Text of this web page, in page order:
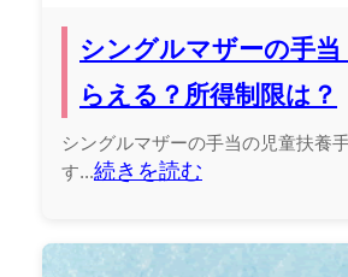
シングルマザーの手当
らえる？所得制限は？
シングルマザーの手当の児童扶養
す...続きを読む